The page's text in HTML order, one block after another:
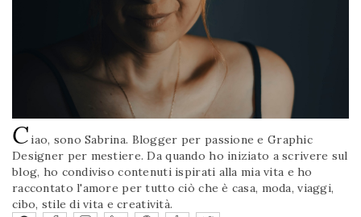
Ciao, sono Sabrina. Blogger per passione e Graphic
Designer per mestiere. Da quando ho iniziato a scrivere sul
blog, ho condiviso contenuti ispirati alla mia vita e ho
raccontato l'amore per tutto ciò che è casa, moda, viaggi,
cibo, stile di vita e creatività.